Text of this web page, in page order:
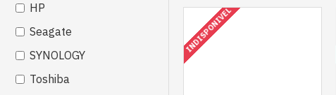
HP
Seagate
SYNOLOGY
Toshiba
INDISPONIVEL